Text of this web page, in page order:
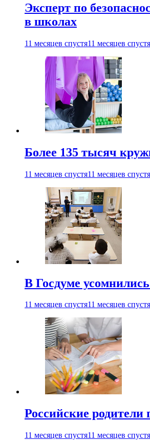
Эксперт по
в школах
11 месяцев спустя11 месяцев спустя
Более 135 тысяч
11 месяцев спустя11 месяцев спустя
В Госдуме
11 месяцев спустя11 месяцев спустя
Российские родители
11 месяцев спустя11 месяцев спустя